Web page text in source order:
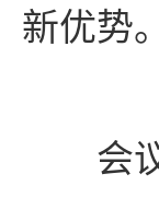
新优势。
会